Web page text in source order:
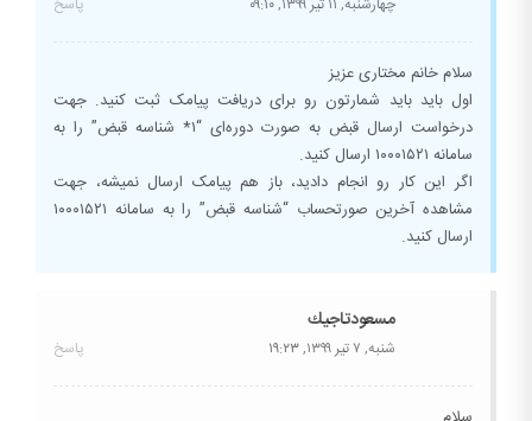
سلام خانم مختاری عزیز
اول باید باید شمارتون رو برای دریافت پیامک ثبت کنید. جهت
درخواست ارسال قبض به صورت دوره‌ای “۱* شناسه قبض” را به
سامانه ۱۰۰۰۱۵۲۱ ارسال کنید.
اگر این کار رو انجام دادید، باز هم پیامک ارسال نمیشه، جهت
مشاهده آخرین صورتحساب “شناسه قبض” را به سامانه ۱۰۰۰۱۵۲۱
ارسال کنید.
مسعودتاجيك
شنبه, ۷ تیر ۱۳۹۹, ۱۹:۲۳ پاسخ